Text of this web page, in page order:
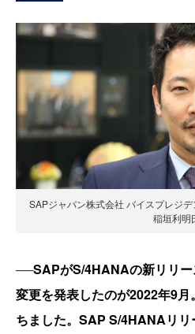
SAPジャパン株式会社 バイスプレジ
稲垣利明
──SAPがS/4HANAの新リリ
変更を発表したのが2022年9
ちました。SAP S/4HANAリ